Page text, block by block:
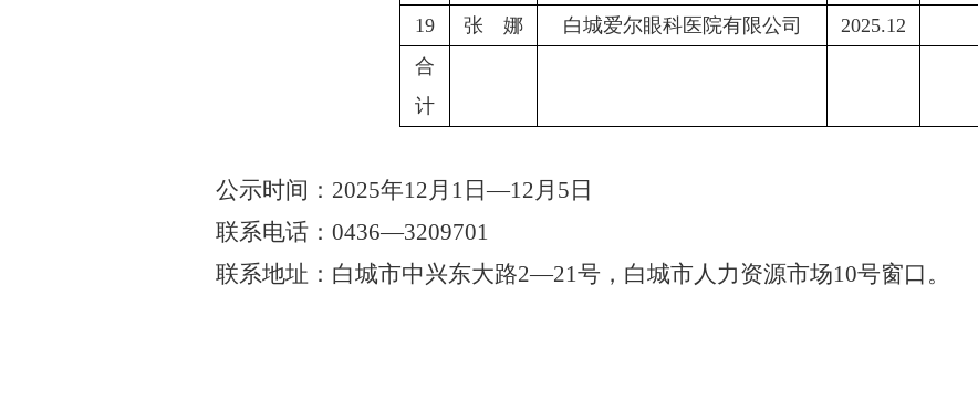
19
张 娜 白城爱尔眼科医院有限公司 2025.12
合
计
公示时间： 2025年12月1日—12月5日
联系电话： 0436—3209701
联系地址：白城市中兴东大路2—21号，白城市人力资源市场10号窗口。